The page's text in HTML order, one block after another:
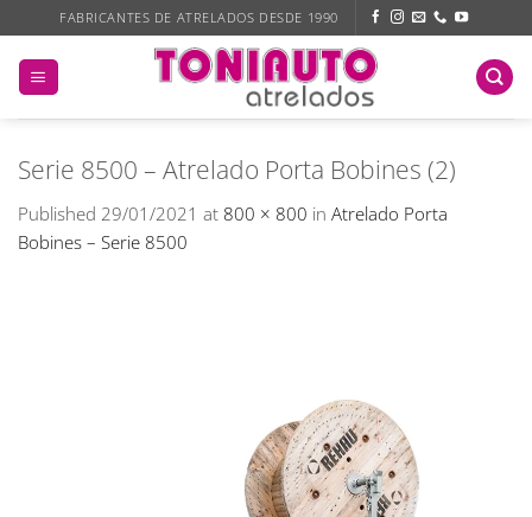
to
content
FABRICANTES DE ATRELADOS DESDE 1990
Serie 8500 – Atrelado Porta Bobines (2)
Published 29/01/2021 at 800 × 800 in Atrelado Porta
Bobines – Serie 8500